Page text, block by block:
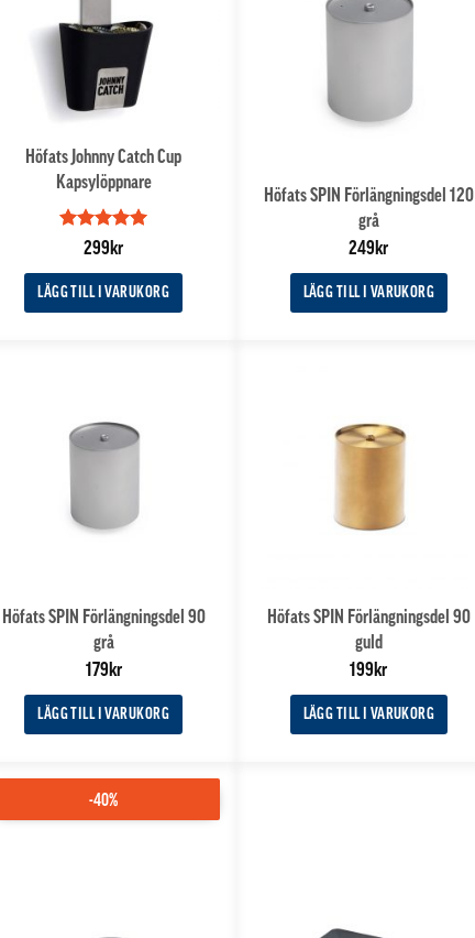
Höfats Johnny Catch Cup
Kapsylöppnare
Betygsatt
av 5
299kr
LÄGG TILL I VARUKORG
Höfats SPIN Förlängningsdel 120
grå
249kr
LÄGG TILL I VARUKORG
Höfats SPIN Förlängningsdel 90
grå
179kr
LÄGG TILL I VARUKORG
Höfats SPIN Förlängningsdel 90
guld
199kr
LÄGG TILL I VARUKORG
-40%